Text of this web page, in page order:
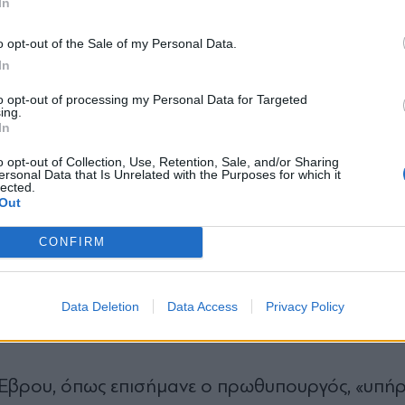
opt-out of the Sale of my Personal Data.
opt-out of processing my Personal Data for Targeted
opt-out of Collection, Use, Retention, Sale, and/or Sharing
Data that Is Unrelated with the Purposes for which it
CONFIRM
Data Deletion Data Access Privacy Policy
η απόφασή μας για τη φύλαξη
όπως επισήμανε ο πρωθυπουργός,
Αποδέχομαι τουςόρους χρήσης